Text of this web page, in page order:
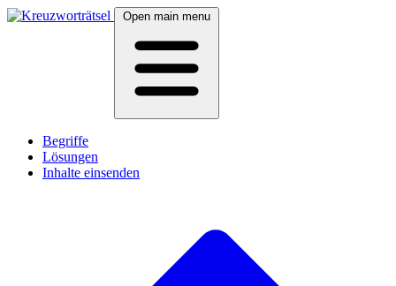
Open main menu
Begriffe
Lösungen
Inhalte einsenden